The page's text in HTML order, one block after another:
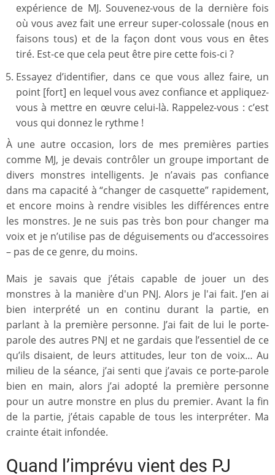
expérience de MJ. Souvenez-vous de la dernière fois
où vous avez fait une erreur super-colossale (nous en
faisons tous) et de la façon dont vous vous en êtes
tiré. Est-ce que cela peut être pire cette fois-ci ?
Essayez d’identifier, dans ce que vous allez faire, un
point [fort] en lequel vous avez confiance et appliquez-
vous à mettre en œuvre celui-là. Rappelez-vous : c’est
vous qui donnez le rythme !
À une autre occasion, lors de mes premières parties
comme MJ, je devais contrôler un groupe important de
divers monstres intelligents. Je n’avais pas confiance
dans ma capacité à “changer de casquette” rapidement,
et encore moins à rendre visibles les différences entre
les monstres. Je ne suis pas très bon pour changer ma
voix et je n’utilise pas de déguisements ou d’accessoires
– pas de ce genre, du moins.
Mais je savais que j’étais capable de jouer un des
monstres à la manière d'un PNJ. Alors je l'ai fait. J’en ai
bien interprété un en continu durant la partie, en
parlant à la première personne. J’ai fait de lui le porte-
parole des autres PNJ et ne gardais que l’essentiel de ce
qu’ils disaient, de leurs attitudes, leur ton de voix… Au
milieu de la séance, j’ai senti que j’avais ce porte-parole
bien en main, alors j’ai adopté la première personne
pour un autre monstre en plus du premier. Avant la fin
de la partie, j’étais capable de tous les interpréter. Ma
crainte était infondée.
Quand l’imprévu vient des PJ